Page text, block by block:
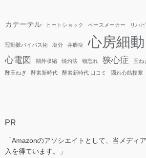
カテーテル ヒートショック ペースメーカー リハビ
冠動脈バイパス術 塩分 弁膜症 心房細動
心電図 期外収縮 焼灼法 物忘れ 狭心症 玉ね
酢玉ねぎ
酵素新時代 酵素新時代 口コミ 隠れ心筋梗塞
PR
「Amazonのアソシエイトとして、当メディ
入を得ています。」